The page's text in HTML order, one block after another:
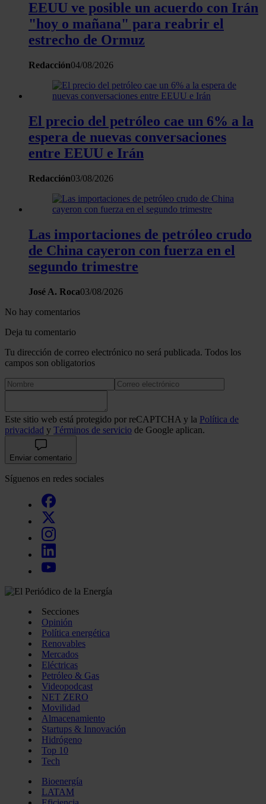
EEUU ve posible un acuerdo con Irán
"hoy o mañana" para reabrir el
estrecho de Ormuz
Redacción04/08/2026
El precio del petróleo cae un 6% a la
espera de nuevas conversaciones
entre EEUU e Irán
Redacción03/08/2026
Las importaciones de petróleo crudo
de China cayeron con fuerza en el
segundo trimestre
José A. Roca03/08/2026
No hay comentarios
Deja tu comentario
Tu dirección de correo electrónico no será publicada. Todos los
campos son obligatorios
Este sitio web está protegido por reCAPTCHA y la Política de
privacidad y Términos de servicio de Google aplican.
Enviar comentario
Síguenos en redes sociales
Secciones
Opinión
Política energética
Renovables
Mercados
Eléctricas
Petróleo & Gas
Videopodcast
NET ZERO
Movilidad
Almacenamiento
Startups & Innovación
Hidrógeno
Top 10
Tech
Bioenergía
LATAM